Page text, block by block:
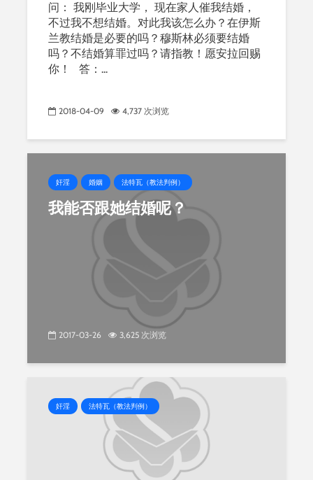
问： 我刚毕业大学， 现在家人催我结婚，
不过我不想结婚。对此我该怎么办？在伊斯
兰教结婚是必要的吗？穆斯林必须要结婚
吗？不结婚算罪过吗？请指教！愿安拉回赐
你！ 答：...
2018-04-09 4,737 次浏览
奸淫 婚姻 法特瓦（教法判例）
我能否跟她结婚呢？
2017-03-26 3,625 次浏览
奸淫 法特瓦（教法判例）